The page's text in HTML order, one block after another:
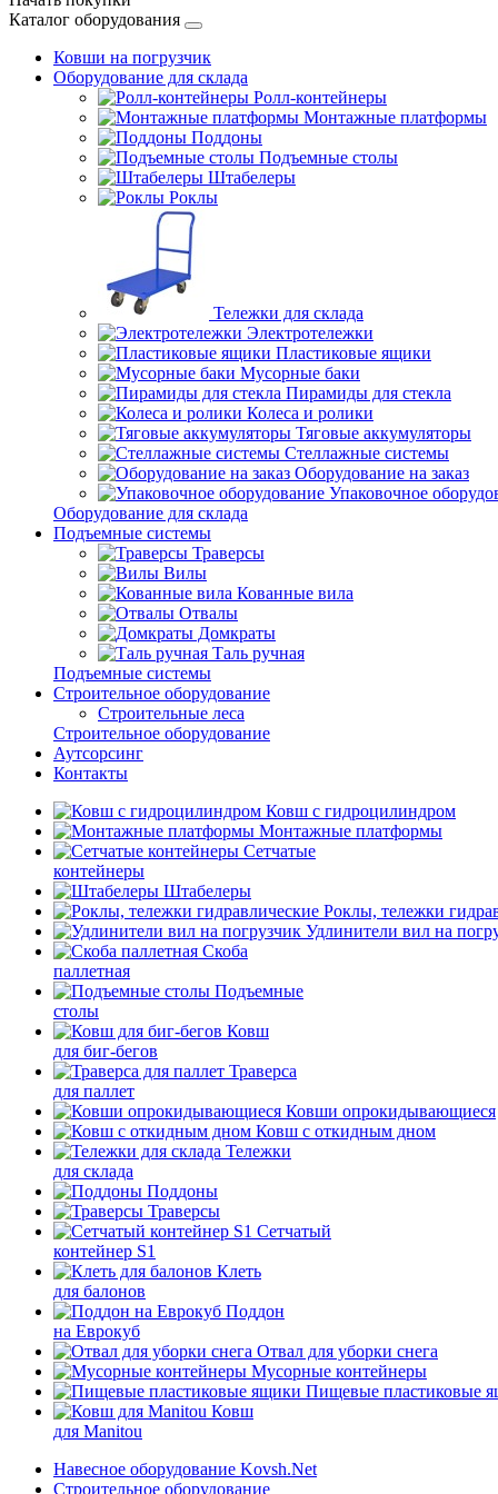
Каталог оборудования
Ковши на погрузчик
Оборудование для склада
Ролл-контейнеры
Монтажные платформы
Поддоны
Подъемные столы
Штабелеры
Роклы
Тележки для склада
Электротележки
Пластиковые ящики
Мусорные баки
Пирамиды для стекла
Колеса и ролики
Тяговые аккумуляторы
Стеллажные системы
Оборудование на заказ
Упаковочное
Оборудование для склада
Подъемные системы
Траверсы
Вилы
Кованные вила
Отвалы
Домкраты
Таль ручная
Подъемные системы
Строительное оборудование
Строительные леса
Строительное оборудование
Аутсорсинг
Контакты
Ковш с гидроцилиндром
Монтажные платформы
Сетчатые
контейнеры
Штабелеры
Роклы, тележки
Удлинители вил на
Скоба
паллетная
Подъемные
столы
Ковш
для биг-бегов
Траверса
для паллет
Ковши опрокидывающиеся
Ковш с откидным дном
Тележки
для склада
Поддоны
Траверсы
Сетчатый
контейнер S1
Клеть
для балонов
Поддон
на Еврокуб
Отвал для уборки снега
Мусорные контейнеры
Пищевые пластиковые
Ковш
для Manitou
Навесное оборудование Kovsh.Net
Строительное оборудование